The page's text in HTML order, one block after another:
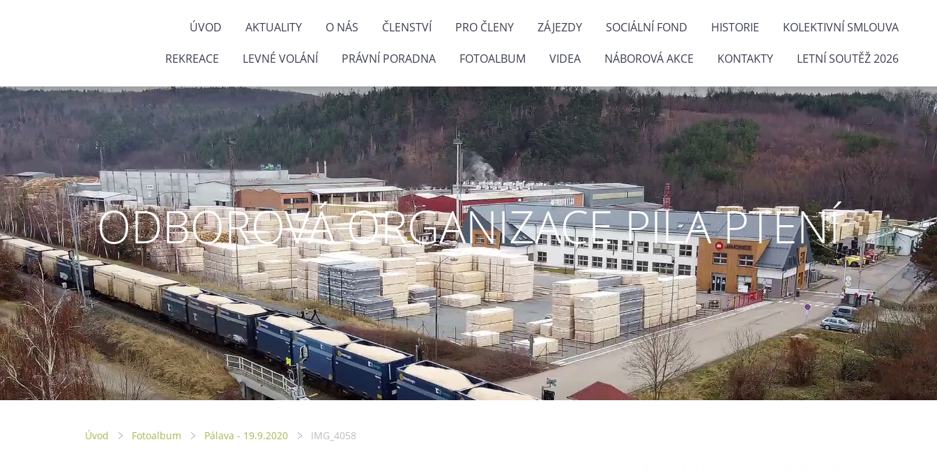
ÚVOD AKTUALITY O NÁS ČLENSTVÍ PRO ČLENY ZÁJEZDY SOCIÁLNÍ FOND HISTORIE KOLEKTIVNÍ SMLOUVA
REKREACE LEVNÉ VOLÁNÍ PRÁVNÍ PORADNA FOTOALBUM VIDEA NÁBOROVÁ AKCE KONTAKTY LETNÍ SOUTĚŽ 2026
ODBOROVÁ ORGANIZACE PILA PTENÍ
Úvod Fotoalbum Pálava - 19.9.2020 IMG_4058